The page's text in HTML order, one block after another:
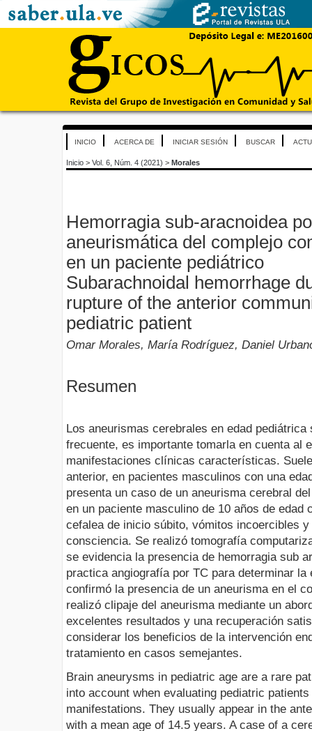
INICIO ACERCA DE INICIAR SESIÓN BUSCAR
Inicio > Vol. 6, Núm. 4 (2021) > Morales
Hemorragia sub-aracnoidea
aneurismática del complejo
en un paciente pediátrico
Subarachnoidal hemorrhage
rupture of the anterior
pediatric patient
Omar Morales, María Rodríguez, Daniel
Resumen
Los aneurismas cerebrales en edad pediátrica
frecuente, es importante tomarla en cuenta al
manifestaciones clínicas características.
anterior, en pacientes masculinos con una
presenta un caso de un aneurisma cerebral
en un paciente masculino de 10 años de edad
cefalea de inicio súbito, vómitos incoercibles
consciencia. Se realizó tomografía
se evidencia la presencia de hemorragia sub
practica angiografía por TC para determinar
confirmó la presencia de un aneurisma en el
realizó clipaje del aneurisma mediante un
excelentes resultados y una recuperación
considerar los beneficios de la intervención
tratamiento en casos semejantes.
Brain aneurysms in pediatric age are a rare
into account when evaluating pediatric
manifestations. They usually appear in the
with a mean age of 14.5 years. A case of a